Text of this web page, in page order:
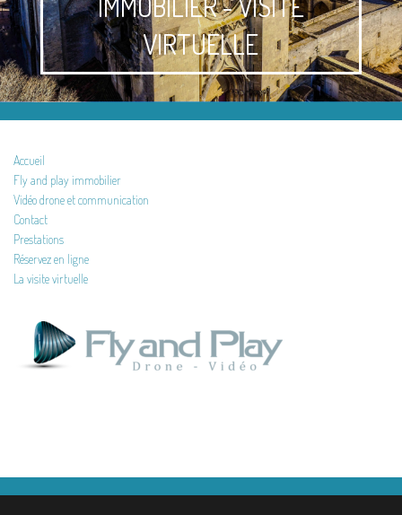
VIRTUELLE
Accueil
Fly and play immobilier
Vidéo drone et communication
Contact
Prestations
Réservez en ligne
La visite virtuelle